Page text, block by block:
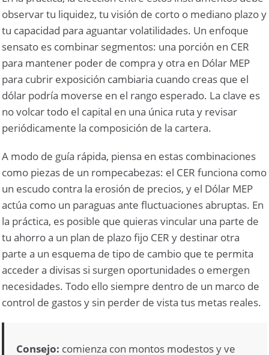
observar tu liquidez, tu visión de corto o mediano plazo y
tu capacidad para aguantar volatilidades. Un enfoque
sensato es combinar segmentos: una porción en CER
para mantener poder de compra y otra en Dólar MEP
para cubrir exposición cambiaria cuando creas que el
dólar podría moverse en el rango esperado. La clave es
no volcar todo el capital en una única ruta y revisar
periódicamente la composición de la cartera.
A modo de guía rápida, piensa en estas combinaciones
como piezas de un rompecabezas: el CER funciona como
un escudo contra la erosión de precios, y el Dólar MEP
actúa como un paraguas ante fluctuaciones abruptas. En
la práctica, es posible que quieras vincular una parte de
tu ahorro a un plan de plazo fijo CER y destinar otra
parte a un esquema de tipo de cambio que te permita
acceder a divisas si surgen oportunidades o emergen
necesidades. Todo ello siempre dentro de un marco de
control de gastos y sin perder de vista tus metas reales.
Consejo: comienza con montos modestos y ve